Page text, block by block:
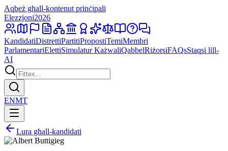
Aqbeż għall-kontenut prinċipali
Elezzjoni2026
KandidatiDistrettiPartitiPropostiTemiMembri
ParlamentariElettiSimulatur KażwaliQabbelRiżorsiFAQsStaqsi lill-
AI
ENMT
Lura għall-kandidati